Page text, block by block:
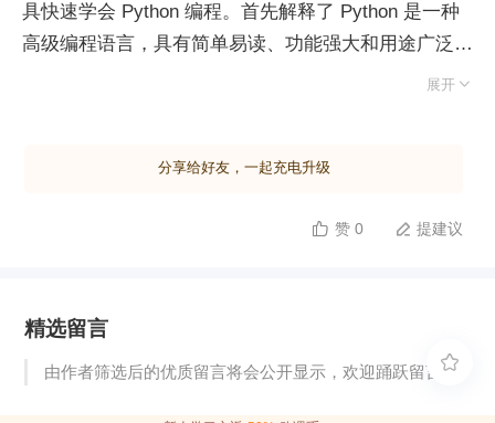
具快速学会 Python 编程。首先解释了 Python 是一种
高级编程语言，具有简单易读、功能强大和用途广泛的
特点。接着介绍了 Python 在数据分析、自动化任务、
Python 环境，再到使用 VS Code 编写代码并运行。案
高输入范围以避免无效结果。最终目标是让初学者能够
展开 
分享给好友，一起充电升级
 赞 0  提建议
精选留言
由作者筛选后的优质留言将会公开显示，欢迎踊跃留言。
